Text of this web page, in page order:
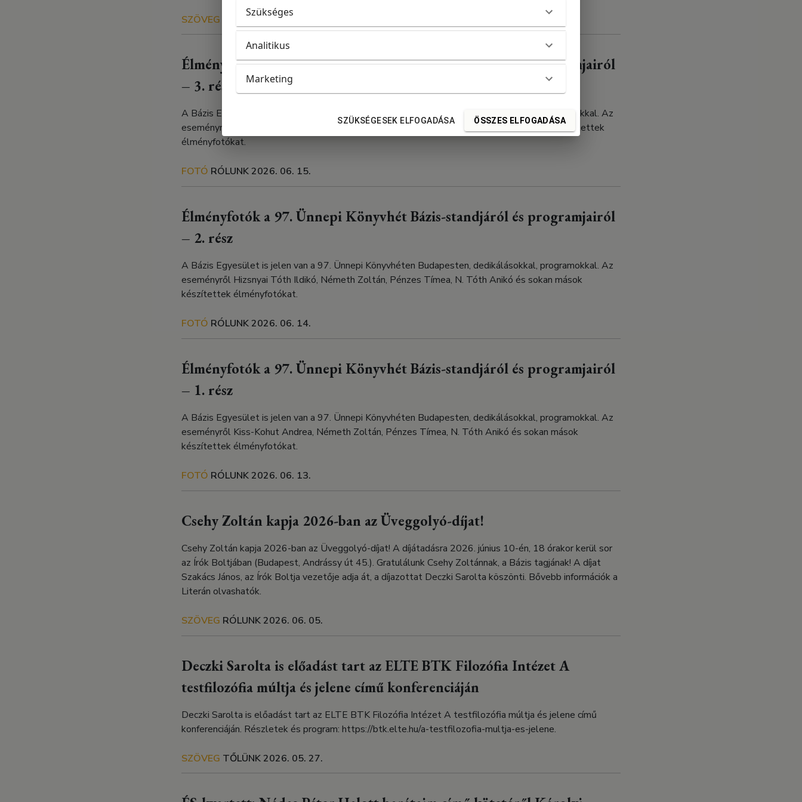
SZÖVEG TŐLÜNK2026. 07. 10.
Élményfotók a 97. Ünnepi Könyvhét Bázis-standjáról és programjairól
– 3. rész
A Bázis Egyesület is jelen van a 97. Ünnepi Könyvhéten Budapesten, dedikálásokkal, programokkal. Az
eseményről Eszes Attila, Németh Zoltán, Pénzes Tímea, N. Tóth Anikó és sokan mások készítettek
élményfotókat.
FOTÓ RÓLUNK2026. 06. 15.
Élményfotók a 97. Ünnepi Könyvhét Bázis-standjáról és programjairól
– 2. rész
A Bázis Egyesület is jelen van a 97. Ünnepi Könyvhéten Budapesten, dedikálásokkal, programokkal. Az
eseményről Hizsnyai Tóth Ildikó, Németh Zoltán, Pénzes Tímea, N. Tóth Anikó és sokan mások
készítettek élményfotókat.
FOTÓ RÓLUNK2026. 06. 14.
Élményfotók a 97. Ünnepi Könyvhét Bázis-standjáról és programjairól
– 1. rész
A Bázis Egyesület is jelen van a 97. Ünnepi Könyvhéten Budapesten, dedikálásokkal, programokkal. Az
eseményről Kiss-Kohut Andrea, Németh Zoltán, Pénzes Tímea, N. Tóth Anikó és sokan mások
készítettek élményfotókat.
FOTÓ RÓLUNK2026. 06. 13.
Csehy Zoltán kapja 2026-ban az Üveggolyó-díjat!
Csehy Zoltán kapja 2026-ban az Üveggolyó-díjat! A díjátadásra 2026. június 10-én, 18 órakor kerül sor
az Írók Boltjában (Budapest, Andrássy út 45.). Gratulálunk Csehy Zoltánnak, a Bázis tagjának! A díjat
Szakács János, az Írók Boltja vezetője adja át, a díjazottat Deczki Sarolta köszönti. Bővebb információk a
Literán olvashatók.
SZÖVEG RÓLUNK2026. 06. 05.
Deczki Sarolta is előadást tart az ELTE BTK Filozófia Intézet A
testfilozófia múltja és jelene című konferenciáján
Deczki Sarolta is előadást tart az ELTE BTK Filozófia Intézet A testfilozófia múltja és jelene című
konferenciáján. Részletek és program: https://btk.elte.hu/a-testfilozofia-multja-es-jelene.
SZÖVEG TŐLÜNK2026. 05. 27.
Szükséges
Analitikus
Marketing
SZÜKSÉGESEK ELFOGADÁSA ÖSSZES ELFOGADÁSA